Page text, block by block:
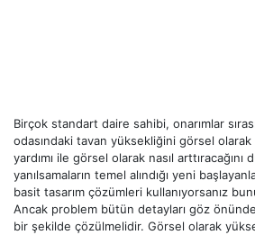
Birçok standart daire sahibi, onarımlar
odasındaki tavan yüksekliğini görsel olarak
yardımı ile görsel olarak nasıl arttıracağını
yanılsamaların temel alındığı yeni
basit tasarım çözümleri kullanıyorsanız
Ancak problem bütün detayları göz
bir şekilde çözülmelidir. Görsel olarak